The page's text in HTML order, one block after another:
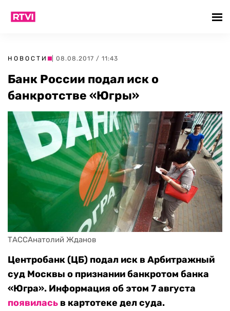
НОВОСТИ | 08.08.2017 / 11:43
Банк России подал иск о
банкротстве «Югры»
ТАССАнатолий Жданов
Центробанк (ЦБ) подал иск в Арбитражный
суд Москвы о признании банкротом банка
«Югра». Информация об этом 7 августа
появилась в картотеке дел суда.